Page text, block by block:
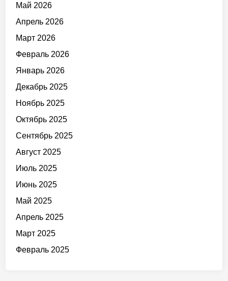
Май 2026
Апрель 2026
Март 2026
Февраль 2026
Январь 2026
Декабрь 2025
Ноябрь 2025
Октябрь 2025
Сентябрь 2025
Август 2025
Июль 2025
Июнь 2025
Май 2025
Апрель 2025
Март 2025
Февраль 2025